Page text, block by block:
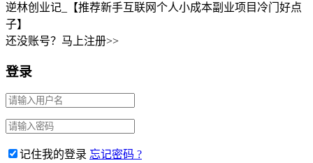
逆林创业记_【推荐新手互联网个人小成本副业项目冷门好点
子】
还没账号？马上注册>>
登录
记住我的登录 忘记密码 ?